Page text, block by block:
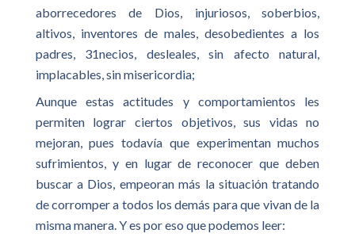
aborrecedores de Dios, injuriosos, soberbios,
altivos, inventores de males, desobedientes a los
padres, 31necios, desleales, sin afecto natural,
implacables, sin misericordia;
Aunque estas actitudes y comportamientos les
permiten lograr ciertos objetivos, sus vidas no
mejoran, pues todavía que experimentan muchos
sufrimientos, y en lugar de reconocer que deben
buscar a Dios, empeoran más la situación tratando
de corromper a todos los demás para que vivan de la
misma manera. Y es por eso que podemos leer: